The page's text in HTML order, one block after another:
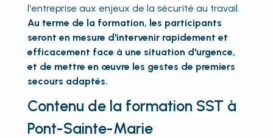
l'entreprise aux enjeux de la sécurité au travail.
Au terme de la formation, les participants
seront en mesure d'intervenir rapidement et
efficacement face à une situation d'urgence,
et de mettre en œuvre les gestes de premiers
secours adaptés.
Contenu de la formation SST à
Pont-Sainte-Marie